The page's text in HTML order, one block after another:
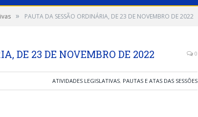
» PAUTA DA SESSÃO ORDINÁRIA, DE 23 DE NOVEMBRO DE 2022
DE 23 DE NOVEMBRO DE 2022 0
ATIVIDADES LEGISLATIVAS, PAUTAS E ATAS DAS SESSÕES